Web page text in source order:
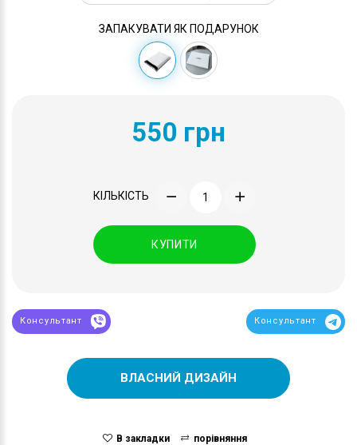
ЗАПАКУВАТИ ЯК ПОДАРУНОК
550 грн
КІЛЬКІСТЬ
КУПИТИ
Консультант Консультант
ВЛАСНИЙ ДИЗАЙН
В закладки порівняння